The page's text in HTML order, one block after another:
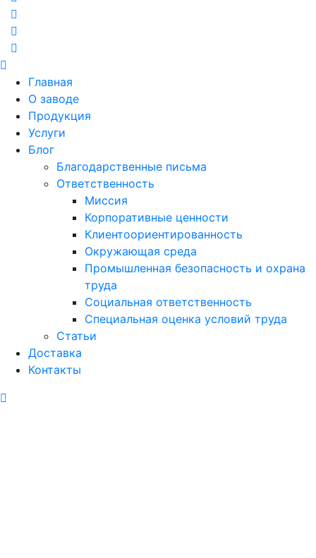
Главная
О заводе
Продукция
Услуги
Блог
Благодарственные письма
Ответственность
Миссия
Корпоративные ценности
Клиентоориентированность
Окружающая среда
Промышленная безопасность и охрана
труда
Социальная ответственность
Специальная оценка условий труда
Статьи
Доставка
Контакты